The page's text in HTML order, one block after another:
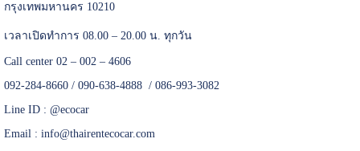
กรุงเทพมหานคร 10210
เวลาเปิดทำการ 08.00 – 20.00 น. ทุกวัน
Call center 02 – 002 – 4606
092-284-8660 / 090-638-4888 / 086-993-3082
Line ID : @ecocar
Email : info@thairentecocar.com